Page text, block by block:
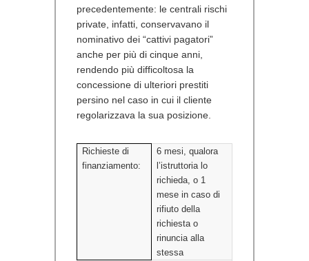
precedentemente: le centrali rischi
private, infatti, conservavano il
nominativo dei “cattivi pagatori”
anche per più di cinque anni,
rendendo più difficoltosa la
concessione di ulteriori prestiti
persino nel caso in cui il cliente
regolarizzava la sua posizione.
Richieste di
finanziamento:
6 mesi, qualora
l’istruttoria lo
richieda, o 1
mese in caso di
rifiuto della
richiesta o
rinuncia alla
stessa